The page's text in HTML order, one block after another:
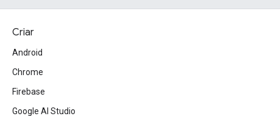
Criar
Android
Chrome
Firebase
Google AI Studio